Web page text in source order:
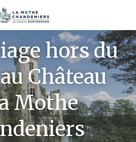
de la Mothe
hors du
Château
Mothe
DE LA BOUTIQUE